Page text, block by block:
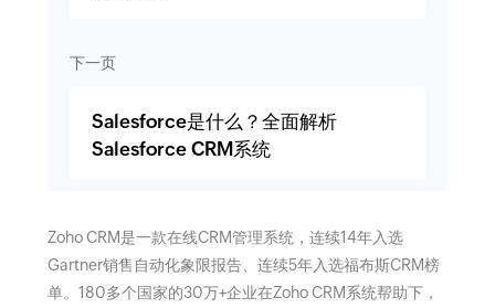
下一页
Salesforce是什么？全面解析
Salesforce CRM系统
Zoho CRM是一款在线CRM管理系统，连续14年入选
Gartner销售自动化象限报告、连续5年入选福布斯CRM榜
单。180多个国家的30万+企业在Zoho CRM系统帮助下，